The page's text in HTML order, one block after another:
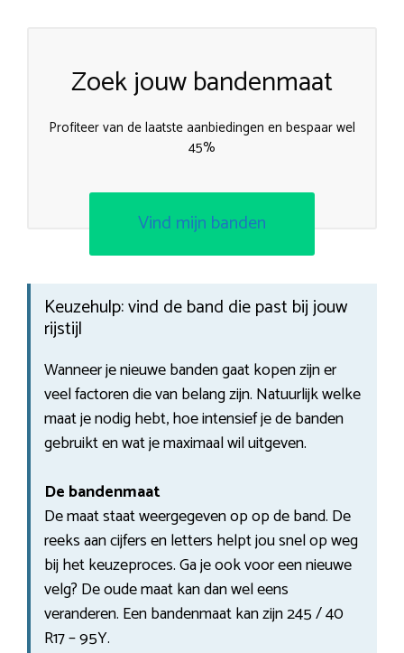
Zoek jouw bandenmaat
Profiteer van de laatste aanbiedingen en bespaar wel
45%
Vind mijn banden
Keuzehulp: vind de band die past bij jouw
rijstijl
Wanneer je nieuwe banden gaat kopen zijn er
veel factoren die van belang zijn. Natuurlijk welke
maat je nodig hebt, hoe intensief je de banden
gebruikt en wat je maximaal wil uitgeven.
De bandenmaat
De maat staat weergegeven op op de band. De
reeks aan cijfers en letters helpt jou snel op weg
bij het keuzeproces. Ga je ook voor een nieuwe
velg? De oude maat kan dan wel eens
veranderen. Een bandenmaat kan zijn 245 / 40
R17 – 95Y.